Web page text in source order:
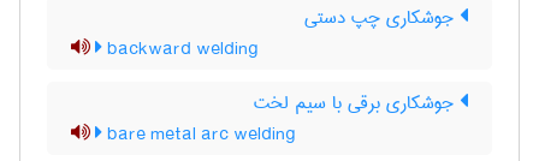
جوشکاری چپ دستی
backward welding
جوشکاری برقی با سیم لخت
bare metal arc welding